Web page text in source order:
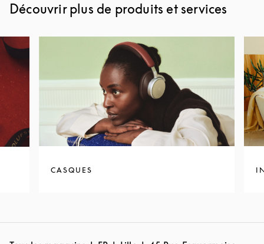
Découvrir plus de produits et services
CASQUES